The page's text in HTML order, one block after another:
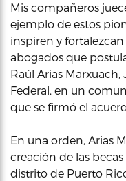
Mis compañeros
ejemplo de estos
inspiren y
abogados que
Raúl Arias
Federal, en un
que se firmó el
En una orden, Arias
creación de las
distrito de Puerto